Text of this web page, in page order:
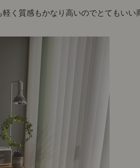
軽く質感もかなり高いのでとてもいい